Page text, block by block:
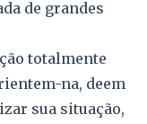
de grandes
totalmente
na, deem
sua situação,